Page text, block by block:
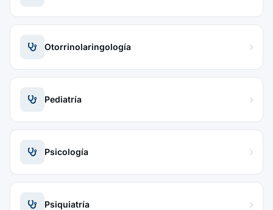
Otorrinolaringología
Pediatría
Psicología
Psiquiatría